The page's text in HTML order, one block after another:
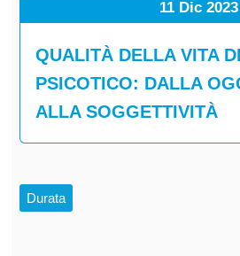
11 Dic 2023
QUALITÀ DELLA VITA
PSICOTICO: DALLA
ALLA SOGGETTIVITÀ
Durata